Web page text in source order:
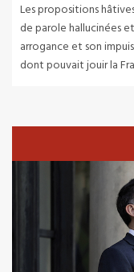
Les propositions
de parole hallucinées
arrogance et son
dont pouvait jouir la